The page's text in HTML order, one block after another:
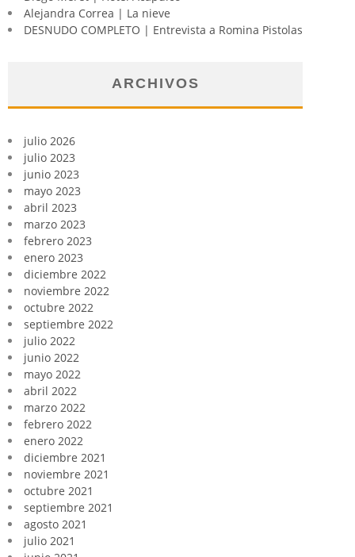
Alejandra Correa | La nieve
DESNUDO COMPLETO | Entrevista a Romina Pistolas
ARCHIVOS
julio 2026
julio 2023
junio 2023
mayo 2023
abril 2023
marzo 2023
febrero 2023
enero 2023
diciembre 2022
noviembre 2022
octubre 2022
septiembre 2022
julio 2022
junio 2022
mayo 2022
abril 2022
marzo 2022
febrero 2022
enero 2022
diciembre 2021
noviembre 2021
octubre 2021
septiembre 2021
agosto 2021
julio 2021